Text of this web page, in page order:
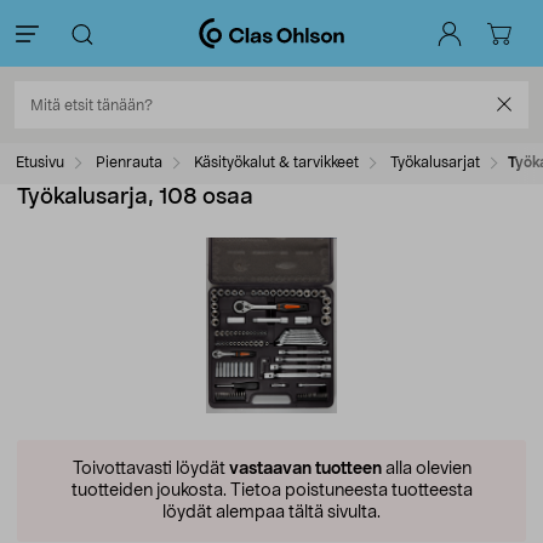
Etusivu Pienrauta Käsityökalut & tarvikkeet Työkalusarjat
Työkalusarja, 108 osaa
Toivottavasti löydät vastaavan tuotteenalla olevien
tuotteiden joukosta. Tietoa poistuneesta tuotteesta
löydät alempaa tältä sivulta.